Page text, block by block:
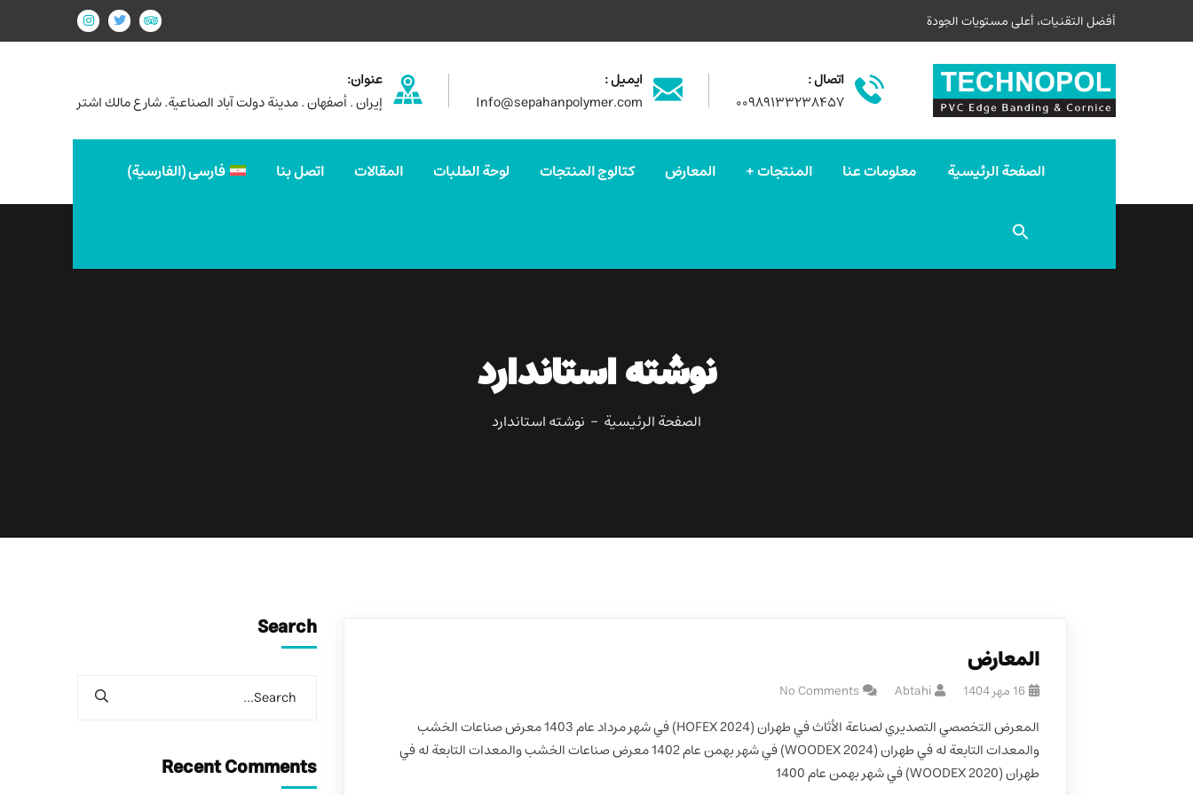
أفضل التقنيات، أعلى مستويات الجودة
اتصال :
۰۰۹۸۹۱۳۳۲۳۸۴۵۷
ایمیل :
Info@sepahanpolymer.com
عنوان:
إيران . أصفهان . مدينة دولت آباد الصناعية. شارع مالك اشتر
الصفحة الرئيسية معلومات عنا المنتجات المعارض كتالوج المنتجات لوحة الطلبات المقالات اتصل بنا فارسی(الفارسية)
Search
for:
نوشته استاندارد
الصفحة الرئيسية نوشته استاندارد
المعارض
16 مهر 1404 Abtahi
No Comments
المعرض التخصصي التصديري لصناعة الأثاث في طهران (HOFEX 2024) في شهر مرداد عام 1403 معرض صناعات الخشب
والمعدات التابعة له في طهران (WOODEX 2024) في شهر بهمن عام 1402 معرض صناعات الخشب والمعدات التابعة له في
طهران (WOODEX 2020) في شهر بهمن عام 1400
Search
Recent Comments